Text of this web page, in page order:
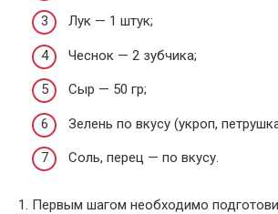
Лук — 1 штук;
Чеснок — 2 зубчика;
Сыр — 50 гр;
Зелень по вкусу (укроп,
Соль, перец — по вкусу.
1. Первым шагом необходимо